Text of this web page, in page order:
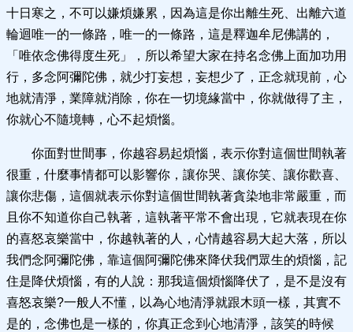
十日寒之，不可以嫌煩嫌累，因為這是你出離生死、出離六道
輪迴唯一的一條路，唯一的一條路，這是釋迦牟尼佛講的，
「唯依念佛得度生死」，所以希望大家在持名念佛上面加功用
行，多念阿彌陀佛，就少打妄想，妄想少了，正念就現前，心
地就清淨，業障就消除，你在一切境緣當中，你就做得了主，
你就心不隨境轉，心不起煩惱。
你面對世間事，你越容易起煩惱，表示你對這個世間執著
很重，什麼事情都可以影響你，讓你哭、讓你笑、讓你歡喜、
讓你悲傷，這個就表示你對這個世間執著貪染地非常嚴重，而
且你不知道你自己執著，這執著平常不會出現，它就表現在你
的喜怒哀樂當中，你越執著的人，心情越容易大起大落，所以
我們念阿彌陀佛，靠這個阿彌陀佛來降伏我們眾生的煩惱，記
住是降伏煩惱，有的人說：那我這個煩惱降伏了，是不是沒有
喜怒哀樂?一般人不懂，以為心地清淨就跟木頭一樣，其實不
是的，念佛也是一樣的，你真正念到心地清淨，該笑的時候